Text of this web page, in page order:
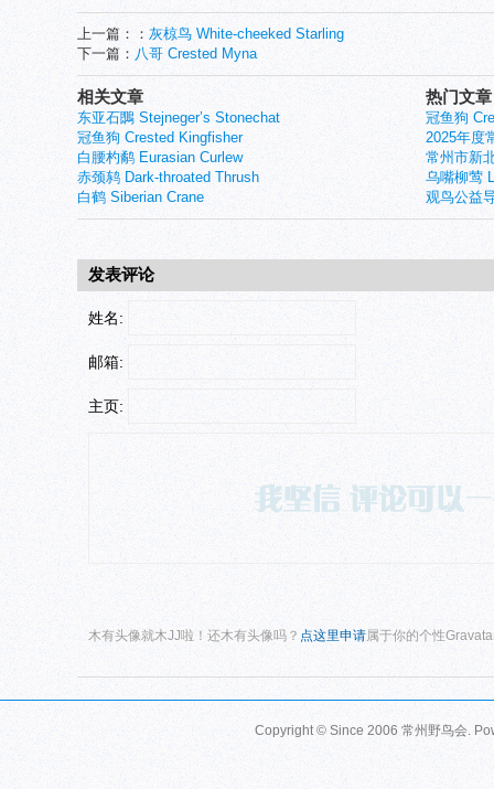
上一篇：： 灰椋鸟 White-cheeked Starling
下一篇： 八哥 Crested Myna
热门文章
冠鱼狗
2025年度
常州市新
乌嘴柳莺
观鸟公益
相关文章
东亚石䳭 Stejneger’s Stonechat
冠鱼狗 Crested Kingfisher
白腰杓鹬 Eurasian Curlew
赤颈鸫 Dark-throated Thrush
白鹤 Siberian Crane
发表评论
姓名:
邮箱:
主页:
木有头像就木JJ啦！还木有头像吗？ 点这里申请 属于你的个性
Copyright © Since 2006 常州野鸟会.